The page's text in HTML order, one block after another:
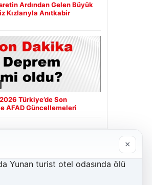
Ardından Gelen Büyük
Kızlarıyla Anıtkabir
Türkiye’de Son
AFAD Güncellemeleri
Firmalar ×